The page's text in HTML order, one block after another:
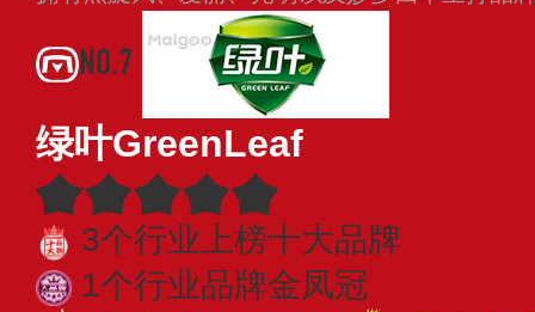
NO.7
绿叶GreenLeaf
3个行业上榜十大品牌
1个行业品牌金凤冠